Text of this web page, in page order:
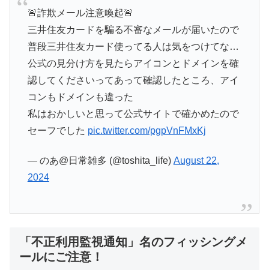
🚨詐欺メール注意喚起🚨
三井住友カードを騙る不審なメールが届いたので
普段三井住友カード使ってる人は気をつけてな…
公式の見分け方を見たらアイコンとドメインを確
認してくださいってあって確認したところ、アイ
コンもドメインも違った
私はおかしいと思って公式サイトで確かめたので
セーフでした pic.twitter.com/pgpVnFMxKj
— のあ@日常雑多 (@toshita_life) August 22,
2024
「不正利用監視通知」名のフィッシングメ
ールにご注意！